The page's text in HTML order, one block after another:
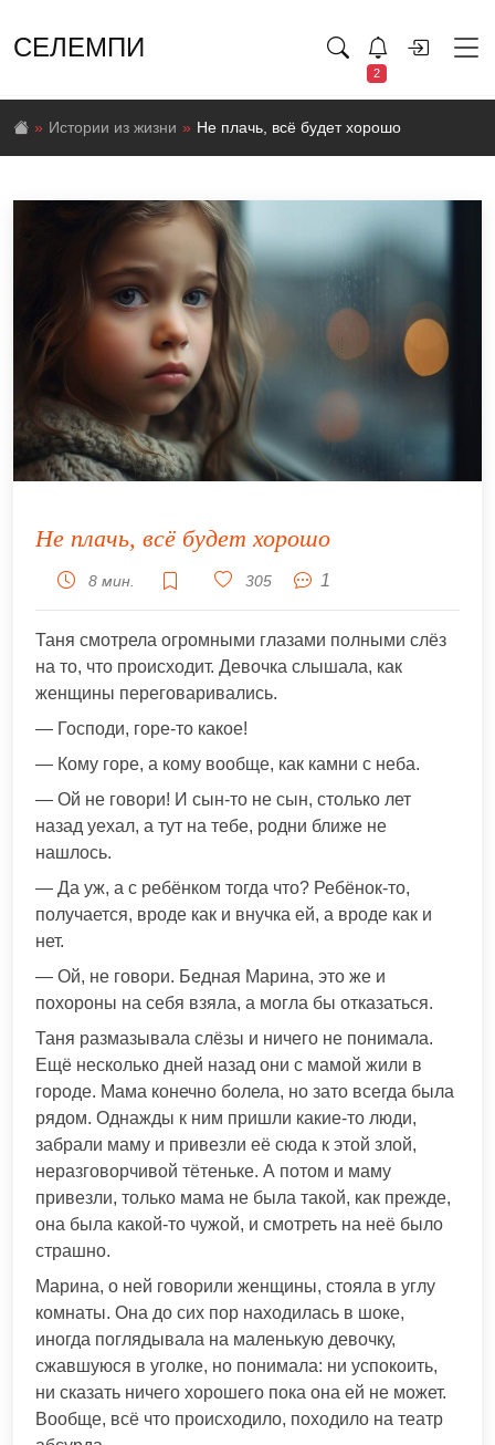
СЕЛЕМПИ
2
Истории из жизни Не плачь, всё будет хорошо
Не плачь, всё будет хорошо
8 мин. 305 1
Таня смотрела огромными глазами полными слёз
на то, что происходит. Девочка слышала, как
женщины переговаривались.
— Господи, горе-то какое!
— Кому горе, а кому вообще, как камни с неба.
— Ой не говори! И сын-то не сын, столько лет
назад уехал, а тут на тебе, родни ближе не
нашлось.
— Да уж, а с ребёнком тогда что? Ребёнок-то,
получается, вроде как и внучка ей, а вроде как и
нет.
— Ой, не говори. Бедная Марина, это же и
похороны на себя взяла, а могла бы отказаться.
Таня размазывала слёзы и ничего не понимала.
Ещё несколько дней назад они с мамой жили в
городе. Мама конечно болела, но зато всегда была
рядом. Однажды к ним пришли какие-то люди,
забрали маму и привезли её сюда к этой злой,
неразговорчивой тётеньке. А потом и маму
привезли, только мама не была такой, как прежде,
она была какой-то чужой, и смотреть на неё было
страшно.
Марина, о ней говорили женщины, стояла в углу
комнаты. Она до сих пор находилась в шоке,
иногда поглядывала на маленькую девочку,
сжавшуюся в уголке, но понимала: ни успокоить,
ни сказать ничего хорошего пока она ей не может.
Вообще, всё что происходило, походило на театр